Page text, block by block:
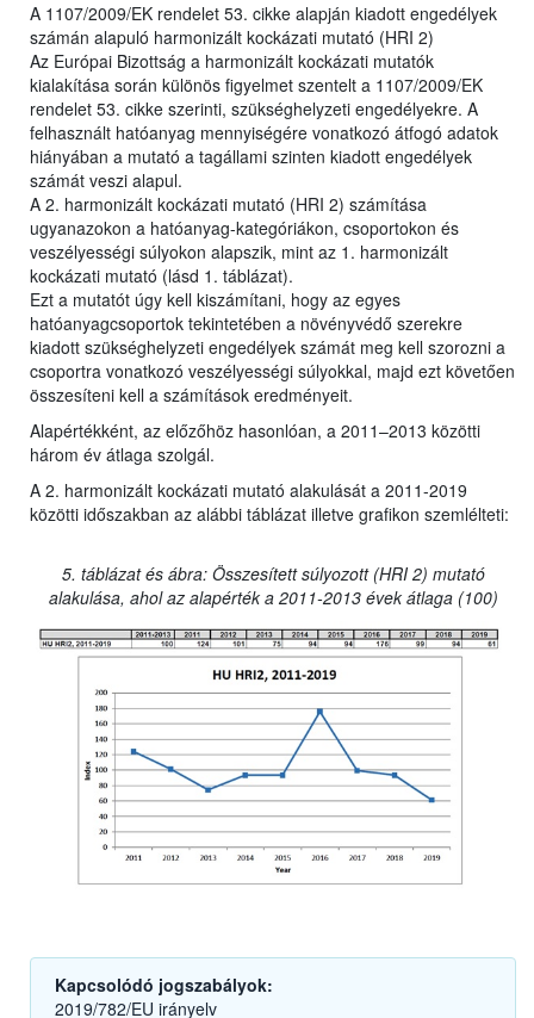
A 1107/2009/EK rendelet 53. cikke alapján kiadott engedélyek
számán alapuló harmonizált kockázati mutató (HRI 2)
Az Európai Bizottság a harmonizált kockázati mutatók
kialakítása során különös figyelmet szentelt a 1107/2009/EK
rendelet 53. cikke szerinti, szükséghelyzeti engedélyekre. A
felhasznált hatóanyag mennyiségére vonatkozó átfogó adatok
hiányában a mutató a tagállami szinten kiadott engedélyek
számát veszi alapul.
A 2. harmonizált kockázati mutató (HRI 2) számítása
ugyanazokon a hatóanyag-kategóriákon, csoportokon és
veszélyességi súlyokon alapszik, mint az 1. harmonizált
kockázati mutató (lásd 1. táblázat).
Ezt a mutatót úgy kell kiszámítani, hogy az egyes
hatóanyagcsoportok tekintetében a növényvédő szerekre
kiadott szükséghelyzeti engedélyek számát meg kell szorozni a
csoportra vonatkozó veszélyességi súlyokkal, majd ezt követően
összesíteni kell a számítások eredményeit.
Alapértékként, az előzőhöz hasonlóan, a 2011–2013 közötti
három év átlaga szolgál.
A 2. harmonizált kockázati mutató alakulását a 2011-2019
közötti időszakban az alábbi táblázat illetve grafikon szemlélteti:
5. táblázat és ábra: Összesített súlyozott (HRI 2) mutató
alakulása, ahol az alapérték a 2011-2013 évek átlaga (100)
Kapcsolódó jogszabályok:
2019/782/EU irányelv